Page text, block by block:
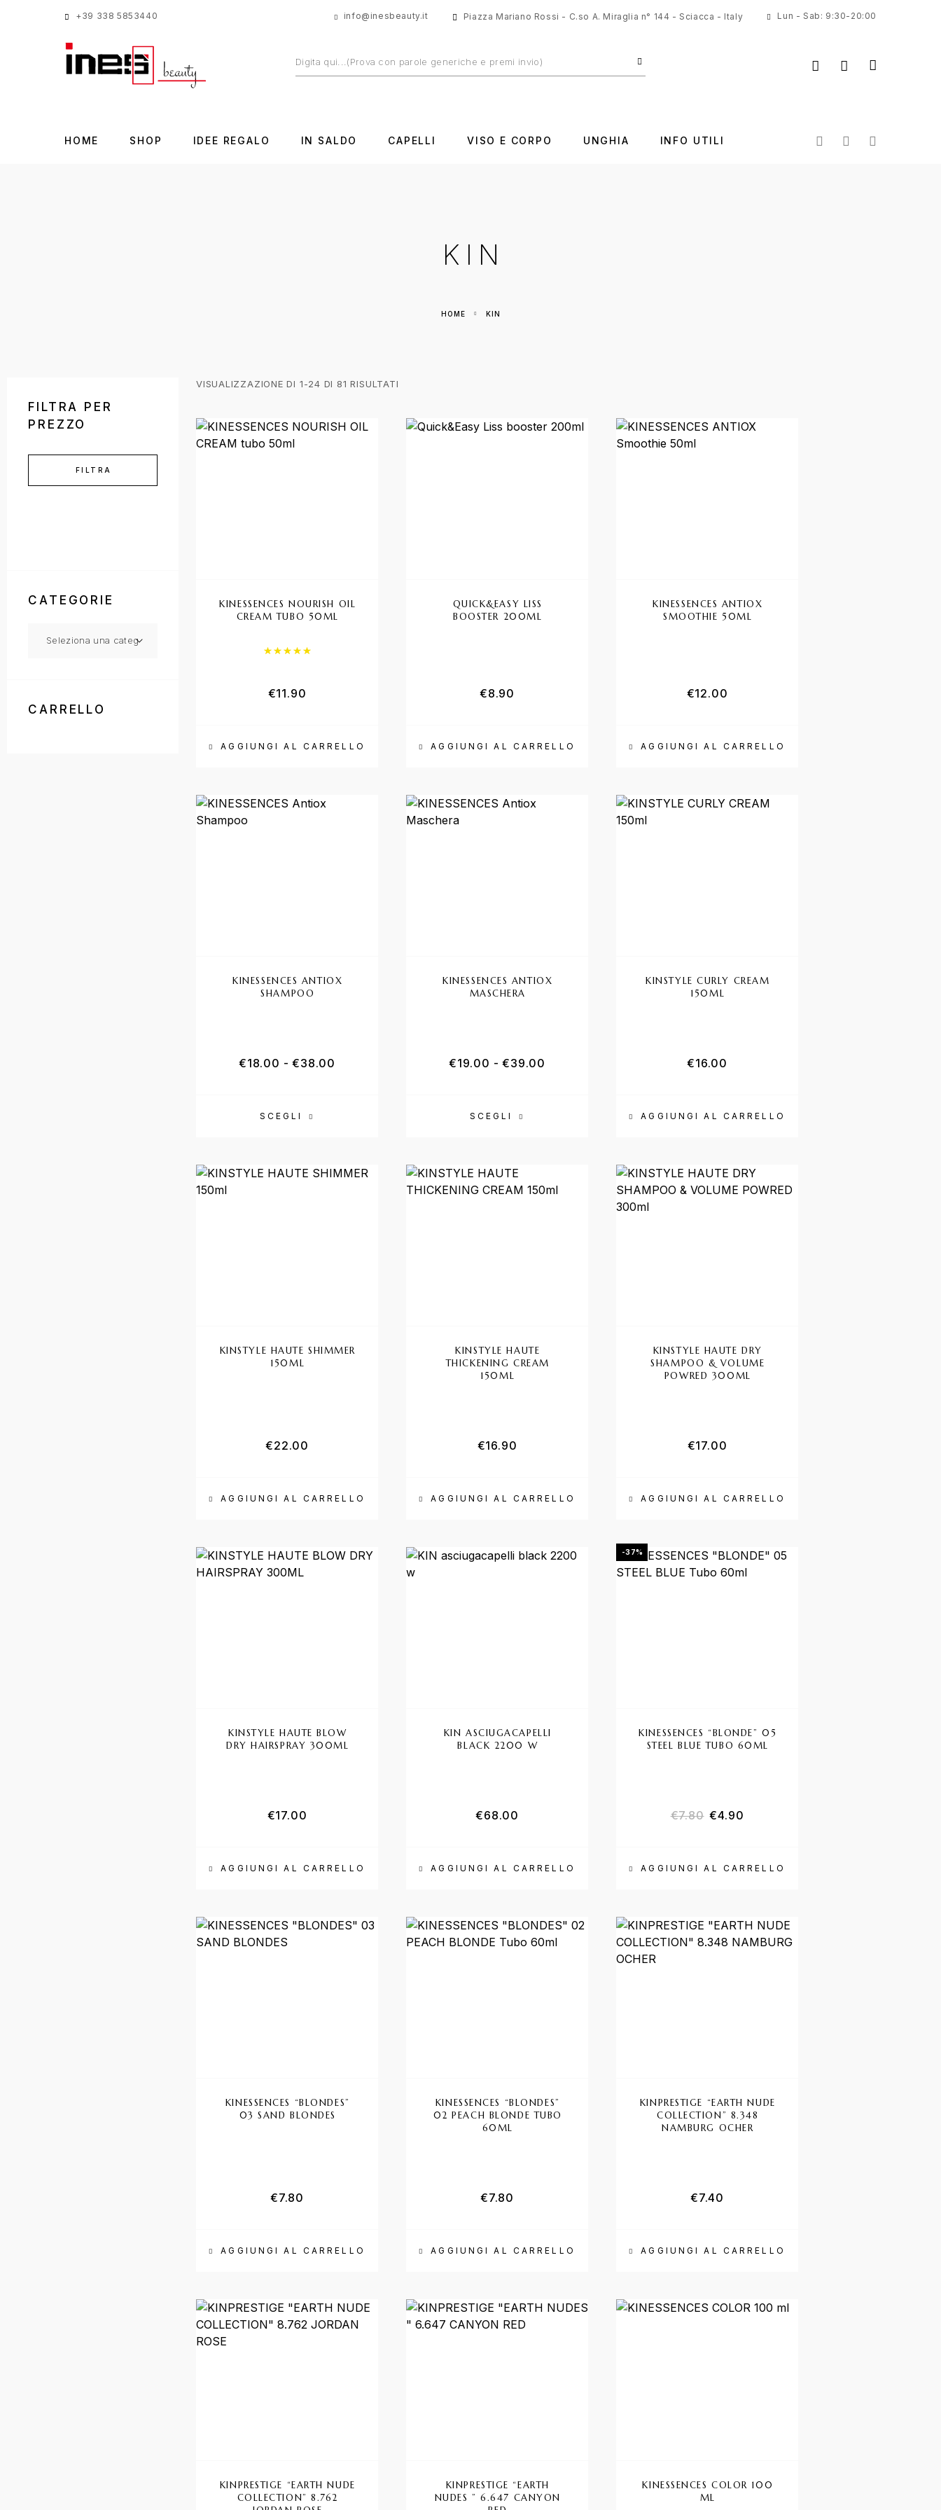
+39 338 5853440 info@inesbeauty.it Piazza Mariano Rossi - C.so A. Miraglia n° 144 - Sciacca - Italy Lun - Sab: 9:30-20:00
HOME SHOP IDEE REGALO IN SALDO CAPELLI VISO E CORPO UNGHIA INFO UTILI
KIN
HOME KIN
FILTRA PER
PREZZO
FILTRA
CATEGORIE
CARRELLO
VISUALIZZAZIONE DI 1-24 DI 81 RISULTATI
AGGIUNGI AL CARRELLO
KINESSENCES NOURISH OIL
CREAM TUBO 50ML
Valutato
€11.90
AGGIUNGI AL CARRELLO
QUICK&EASY LISS
BOOSTER 200ML
€8.90
AGGIUNGI AL CARRELLO
KINESSENCES ANTIOX
SMOOTHIE 50ML
€12.00
SCEGLI
KINESSENCES ANTIOX
SHAMPOO
€18.00 - €38.00
SCEGLI
KINESSENCES ANTIOX
MASCHERA
€19.00 - €39.00
AGGIUNGI AL CARRELLO
KINSTYLE CURLY CREAM
150ML
€16.00
AGGIUNGI AL CARRELLO
KINSTYLE HAUTE SHIMMER
150ML
€22.00
AGGIUNGI AL CARRELLO
KINSTYLE HAUTE
THICKENING CREAM
150ML
€16.90
AGGIUNGI AL CARRELLO
KINSTYLE HAUTE DRY
SHAMPOO & VOLUME
POWRED 300ML
€17.00
AGGIUNGI AL CARRELLO
KINSTYLE HAUTE BLOW
DRY HAIRSPRAY 300ML
€17.00
AGGIUNGI AL CARRELLO
KIN ASCIUGACAPELLI
BLACK 2200 W
€68.00
-37%
AGGIUNGI AL CARRELLO
KINESSENCES “BLONDE” 05
STEEL BLUE TUBO 60ML
€7.80 €4.90
AGGIUNGI AL CARRELLO
KINESSENCES “BLONDES”
03 SAND BLONDES
€7.80
AGGIUNGI AL CARRELLO
KINESSENCES “BLONDES”
02 PEACH BLONDE TUBO
60ML
€7.80
AGGIUNGI AL CARRELLO
KINPRESTIGE “EARTH NUDE
COLLECTION” 8.348
NAMBURG OCHER
€7.40
KINPRESTIGE “EARTH NUDE
COLLECTION” 8.762
KINPRESTIGE “EARTH
NUDES ” 6.647 CANYON
KINESSENCES COLOR 100
ML